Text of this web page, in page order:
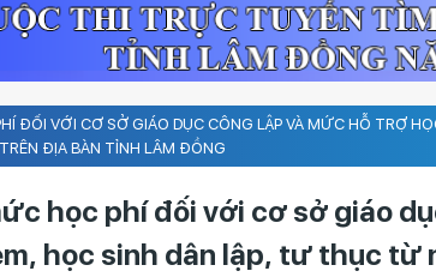
ĐỐI VỚI CƠ SỞ GIÁO DỤC CÔNG LẬP VÀ MỨC HỖ TRỢ
ĐỊA BÀN TỈNH LÂM ĐỒNG
học phí đối với cơ sở giáo
học sinh dân lập, tư thục từ